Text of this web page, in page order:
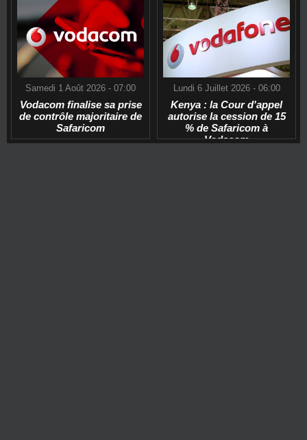
Samedi 1 Août 2026 - 07:00
Vodacom finalise sa prise
de contrôle majoritaire de
Safaricom
Lundi 6 Juillet 2026 - 06:00
Kenya : la Cour d'appel
autorise la cession de 15
% de Safaricom à
Vodacom